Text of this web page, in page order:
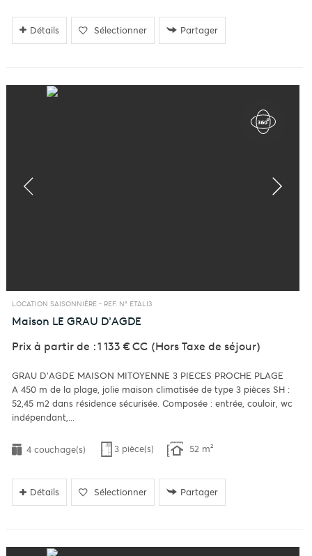
Détails Sélectionner Partager
LOCATION SAISONNIÈRE - REF. N° ETALI3
Maison LE GRAU D'AGDE
Prix à partir de : 1 133 €CC (Hors Taxe de séjour)
GRAU D'AGDE MAISON MITOYENNE 3 PIECES PROCHE PLAGE
A 450 m de la plage, jolie maison climatisée de type 3 pièces SH :
52,45 m2 dans résidence sécurisée. Composée : entrée, couloir, wc
indépendant,...
4 couchage(s) 3 pièce(s) 52 m²
Détails Sélectionner Partager